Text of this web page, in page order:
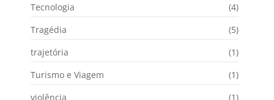
Tecnologia
(4)
Tragédia
(5)
trajetória
(1)
Turismo e Viagem
(1)
violência
(1)